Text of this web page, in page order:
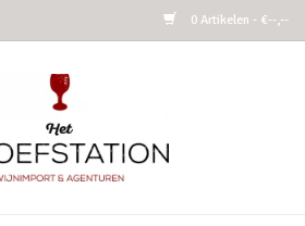
0 Artikelen - €--,--